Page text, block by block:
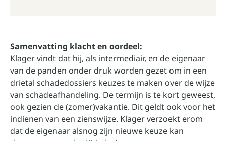
Samenvatting klacht en oordeel:
Klager vindt dat hij, als intermediair, en de eigenaar
van de panden onder druk worden gezet om in een
drietal schadedossiers keuzes te maken over de wijze
van schadeafhandeling. De termijn is te kort geweest,
ook gezien de (zomer)vakantie. Dit geldt ook voor het
indienen van een zienswijze. Klager verzoekt erom
dat de eigenaar alsnog zijn nieuwe keuze kan